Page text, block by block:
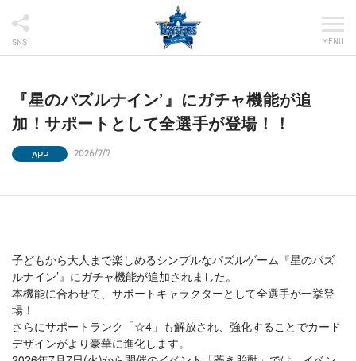
SNS MENU
『星のパズルナイン’』にガチャ機能が追
加！サポートとして全選手が登場！！
APP 2026/7/7
子どもから大人まで楽しめるシンプルなパズルゲーム『星のパズ
ルナイン’』にガチャ機能が追加されました。
本機能に合わせて、サポートキャラクターとして全選手が一挙登
場！
さらにサポートランク「☆4」も解放され、強化することでカード
デザインがより豪華に進化します。